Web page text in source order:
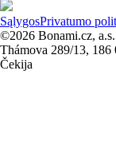
SąlygosPrivatumo
©2026 Bonami.cz, a.s.
Thámova 289/13, 186
Čekija